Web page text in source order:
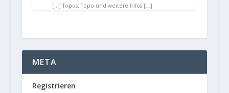
[…] Topos: Topo und weitere Infos […]
META
Registrieren